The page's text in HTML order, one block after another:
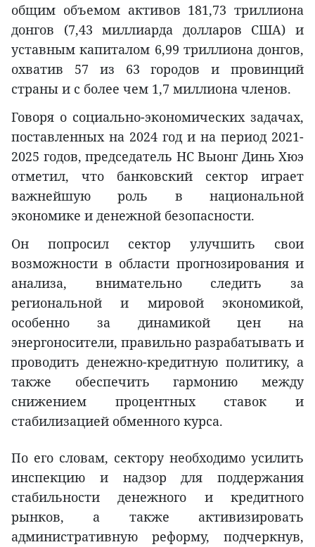
общим объемом активов 181,73 триллиона
донгов (7,43 миллиарда долларов США) и
уставным капиталом 6,99 триллиона донгов,
охватив 57 из 63 городов и провинций
страны и с более чем 1,7 миллиона членов.
Говоря о социально-экономических задачах,
поставленных на 2024 год и на период 2021-
2025 годов, председатель НС Выонг Динь Хюэ
отметил, что банковский сектор играет
важнейшую роль в национальной
экономике и денежной безопасности.
Он попросил сектор улучшить свои
возможности в области прогнозирования и
анализа, внимательно следить за
региональной и мировой экономикой,
особенно за динамикой цен на
энергоносители, правильно разрабатывать и
проводить денежно-кредитную политику, а
также обеспечить гармонию между
снижением процентных ставок и
стабилизацией обменного курса.
По его словам, сектору необходимо усилить
инспекцию и надзор для поддержания
стабильности денежного и кредитного
рынков, а также активизировать
административную реформу, подчеркнув,